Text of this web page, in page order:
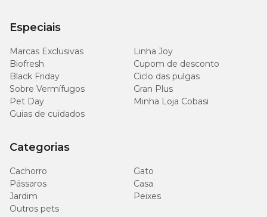
Gatos com pouca atividade: (peso do gato 3-4 kg) 15-25g + 1
sachê/dia; (4-5 kg) 25-32g + 1 sachê/dia; (5-6 kg) 32-40g + 1
sachê/dia;
Gatos com peso ideal: (peso do gato 3-4 kg) 25-35g + 1 sachê/dia;
(4-5 kg) 35-45g + 1 sachê/dia; (5-6 kg) 45-53g + 1 sachê/dia;
Caso haja necessidade em inserir uma nova ração para seu pet, é
importante que a troca seja gradual e crescente. Para garantir
uma perfeita adaptação e aceitação, você pode seguir a sugestão
Especiais
Marcas Exclusivas
Linha Joy
Biofresh
Cupom de desconto
Black Friday
Ciclo das pulgas
Sobre Vermífugos
Gran Plus
Pet Day
Minha Loja Cobasi
Guias de cuidados
Categorias
Cachorro
Gato
Pássaros
Casa
Jardim
Peixes
Outros pets